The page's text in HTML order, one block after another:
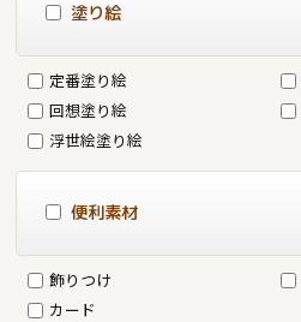
塗り絵
定番塗り絵
回想塗り絵
浮世絵塗り絵
便利素材
飾りつけ
カード